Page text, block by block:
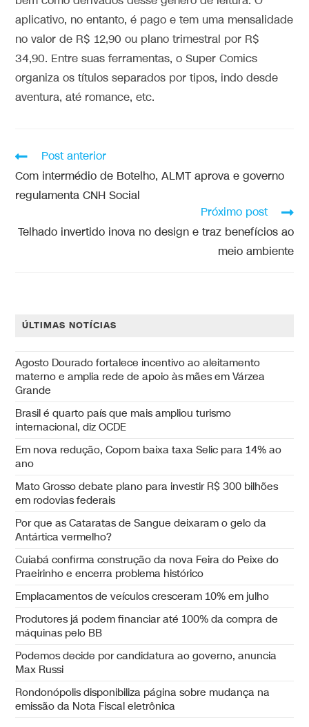
aplicativo, no entanto, é pago e tem uma mensalidade
no valor de R$ 12,90 ou plano trimestral por R$
34,90. Entre suas ferramentas, o Super Comics
organiza os títulos separados por tipos, indo desde
aventura, até romance, etc.
Post anterior
Com intermédio de Botelho, ALMT aprova e governo
regulamenta CNH Social
Próximo post
Telhado invertido inova no design e traz benefícios ao
meio ambiente
ÚLTIMAS NOTÍCIAS
Agosto Dourado fortalece incentivo ao aleitamento
materno e amplia rede de apoio às mães em Várzea
Grande
Brasil é quarto país que mais ampliou turismo
internacional, diz OCDE
Em nova redução, Copom baixa taxa Selic para 14% ao
ano
Mato Grosso debate plano para investir R$ 300 bilhões
em rodovias federais
Por que as Cataratas de Sangue deixaram o gelo da
Antártica vermelho?
Cuiabá confirma construção da nova Feira do Peixe do
Praeirinho e encerra problema histórico
Emplacamentos de veículos cresceram 10% em julho
Produtores já podem financiar até 100% da compra de
máquinas pelo BB
Podemos decide por candidatura ao governo, anuncia
Max Russi
Rondonópolis disponibiliza página sobre mudança na
emissão da Nota Fiscal eletrônica